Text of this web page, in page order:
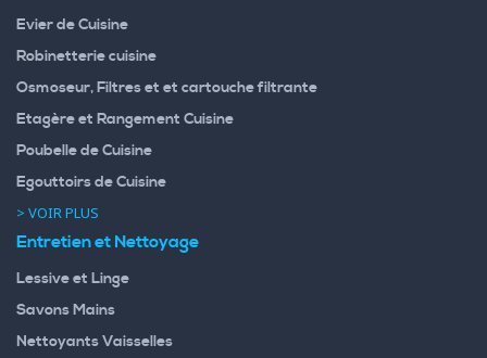
Evier de Cuisine
Robinetterie cuisine
Osmoseur, Filtres et et cartouche filtrante
Etagère et Rangement Cuisine
Poubelle de Cuisine
Egouttoirs de Cuisine
> VOIR PLUS
Entretien et Nettoyage
Lessive et Linge
Savons Mains
Nettoyants Vaisselles